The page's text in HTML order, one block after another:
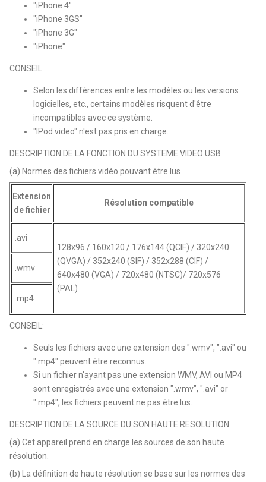
"iPhone 4"
"iPhone 3GS"
"iPhone 3G"
"iPhone"
CONSEIL:
Selon les différences entre les modèles ou les versions
logicielles, etc., certains modèles risquent d'être
incompatibles avec ce système.
"IPod video" n'est pas pris en charge.
DESCRIPTION DE LA FONCTION DU SYSTEME VIDEO USB
(a) Normes des fichiers vidéo pouvant être lus
Extension
de fichier
Résolution compatible
.avi
128x96 / 160x120 / 176x144 (QCIF) / 320x240
(QVGA) / 352x240 (SIF) / 352x288 (CIF) /
640x480 (VGA) / 720x480 (NTSC)/ 720x576
(PAL)
.wmv
.mp4
CONSEIL:
Seuls les fichiers avec une extension des ".wmv", ".avi" ou
".mp4" peuvent être reconnus.
Si un fichier n'ayant pas une extension WMV, AVI ou MP4
sont enregistrés avec une extension ".wmv", ".avi" or
".mp4", les fichiers peuvent ne pas être lus.
DESCRIPTION DE LA SOURCE DU SON HAUTE RESOLUTION
(a) Cet appareil prend en charge les sources de son haute
résolution.
(b) La définition de haute résolution se base sur les normes des